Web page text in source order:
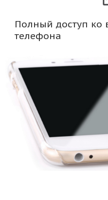
Полный доступ ко
телефона